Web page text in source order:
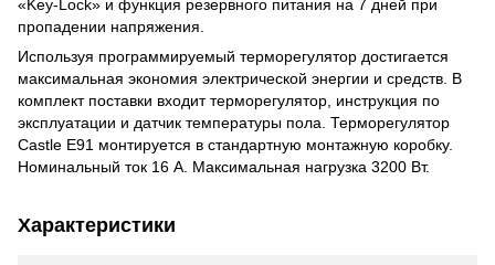
«Key-Lock» и функция резервного питания на 7 дней при
пропадении напряжения.
Используя программируемый терморегулятор достигается
максимальная экономия электрической энергии и средств. В
комплект поставки входит терморегулятор, инструкция по
эксплуатации и датчик температуры пола. Терморегулятор
Castle E91 монтируется в стандартную монтажную коробку.
Номинальный ток 16 А. Максимальная нагрузка 3200 Вт.
Характеристики